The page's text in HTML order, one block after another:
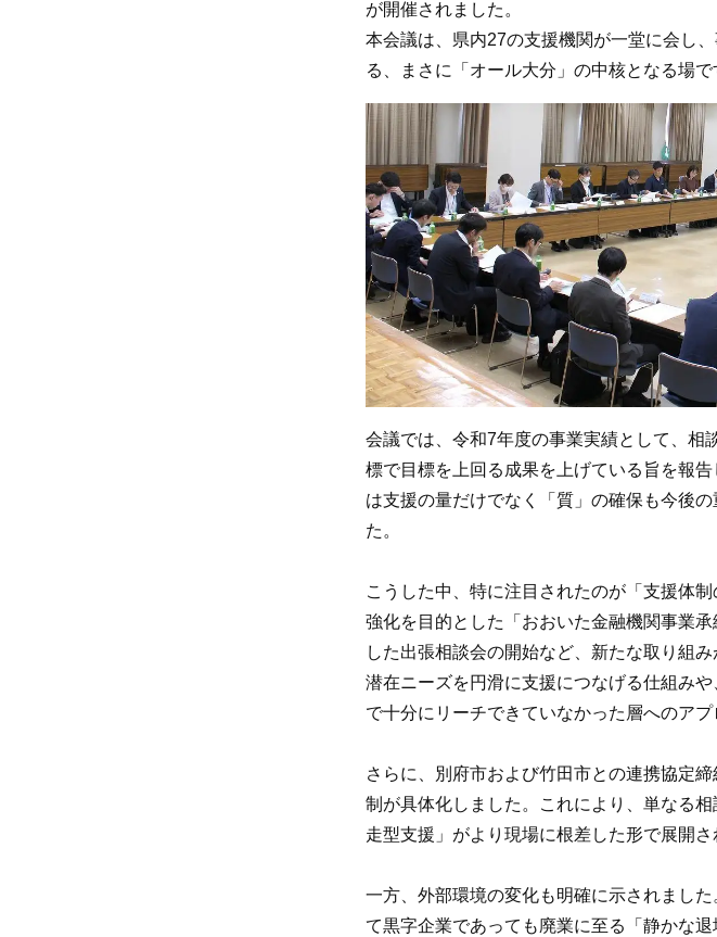
が開催されました。
本会議は、県内27の支援機関が一堂に会し
る、まさに「オール大分」の中核となる場で
会議では、令和7年度の事業実績として、相
標で目標を上回る成果を上げている旨を報
は支援の量だけでなく「質」の確保も今後
た。
こうした中、特に注目されたのが「支援体
強化を目的とした「おおいた金融機関事業
した出張相談会の開始など、新たな取り組
潜在ニーズを円滑に支援につなげる仕組み
で十分にリーチできていなかった層へのア
さらに、別府市および竹田市との連携協定
制が具体化しました。これにより、単なる
走型支援」がより現場に根差した形で展開さ
一方、外部環境の変化も明確に示されまし
て黒字企業であっても廃業に至る「静かな